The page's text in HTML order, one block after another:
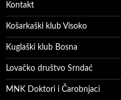
Kontakt
Košarkaški klub Visoko
Kuglaški klub Bosna
Lovačko društvo Srndać
MNK Doktori i Čarobnjaci